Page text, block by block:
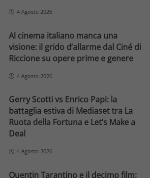
4 Agosto 2026
Al cinema italiano manca una
visione: il grido d’allarme dal Ciné di
Riccione su opere prime e genere
4 Agosto 2026
Gerry Scotti vs Enrico Papi: la
battaglia estiva di Mediaset tra La
Ruota della Fortuna e Let’s Make a
Deal
4 Agosto 2026
Quentin Tarantino e il decimo film: